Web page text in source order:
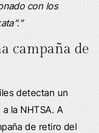
con los
campaña de
detectan un
la NHTSA. A
de retiro del